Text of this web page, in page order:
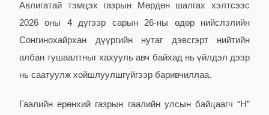
Авлигатай тэмцэх газрын Мөрдөн шалгах хэлтсээс
2026 оны 4 дүгээр сарын 26-ны өдөр нийслэлийн
Сонгинохайрхан дүүргийн нутаг дэвсгэрт нийтийн
албан тушаалтныг хахууль авч байхад нь үйлдэл дээр
нь саатуулж хойшлуулшгүйгээр баривчиллаа.
Гаалийн ерөнхий газрын гаалийн улсын байцаагч “Н”